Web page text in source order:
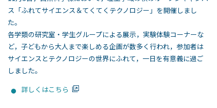
ス「ふれてサイエンス＆てくてくテクノロジー」を開催しまし
た。
各学類の研究室・学生グループによる展示，実験体験コーナーな
ど，子どもから大人まで楽しめる企画が数多く行われ，参加者は
サイエンスとテクノロジーの世界にふれて，一日を有意義に過ご
しました。
詳しくはこちら